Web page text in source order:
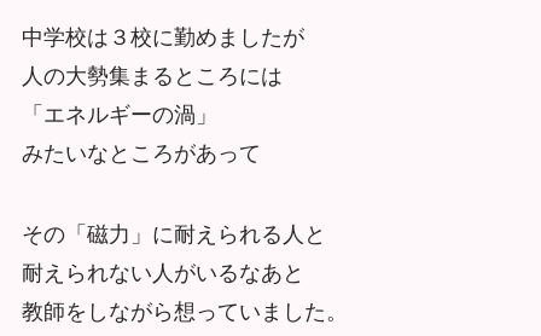
中学校は３校に勤めましたが
人の大勢集まるところには
「エネルギーの渦」
みたいなところがあって
その「磁力」に耐えられる人と
耐えられない人がいるなあと
教師をしながら想っていました。